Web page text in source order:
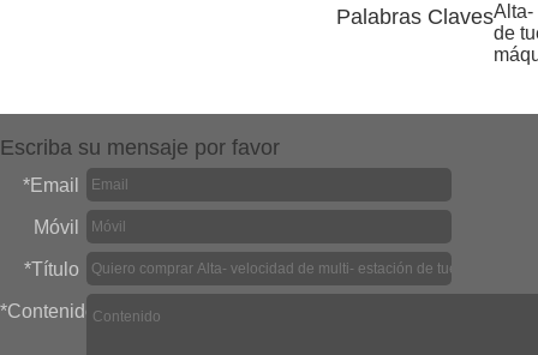
Palabras ClavesAlta-
de
Escriba su mensaje por favor
*Email
Móvil
*Título
*Contenido